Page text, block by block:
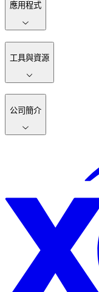
應用程式
工具與資源
公司簡介